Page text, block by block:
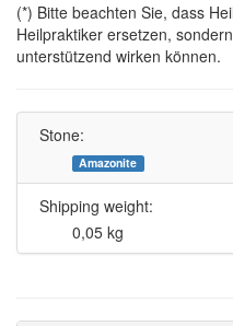
(*) Bitte beachten Sie, dass
Heilpraktiker ersetzen,
unterstützend wirken können.
Stone:
Amazonite
Shipping weight:
0,05 kg